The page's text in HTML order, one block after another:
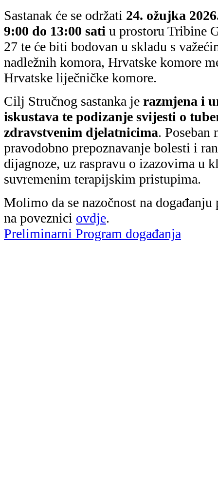
Sastanak će se održati 24. ožujka
9:00 do 13:00 sati u prostoru Tribine
27 te će biti bodovan u skladu s
nadležnih komora, Hrvatske komore
Hrvatske liječničke komore.
Cilj Stručnog sastanka je razmjena i
iskustava te podizanje svijesti o
zdravstvenim djelatnicima. Poseban
pravodobno prepoznavanje bolesti i
dijagnoze, uz raspravu o izazovima u
suvremenim terapijskim pristupima.
Molimo da se nazočnost na
na poveznici ovdje.
Preliminarni Program događanja